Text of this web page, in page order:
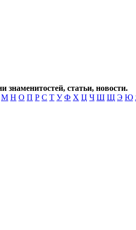
знаменитостей, статьи, новости.
М Н О П Р С Т У Ф Х Ц Ч Ш Щ Э Ю